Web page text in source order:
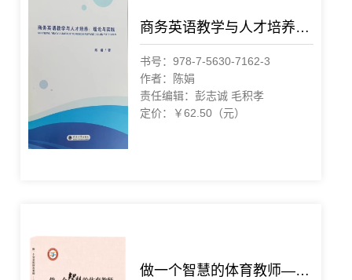
商务英语教学与人才培养：理论与实践
书号：978-7-5630-7162-3
作者：陈娟
责任编辑：彭志诚 毛积孝
定价：￥62.50（元）
做一个智慧的体育教师——南京市玄武区小学体育魏伟名师工作室三年研究之路